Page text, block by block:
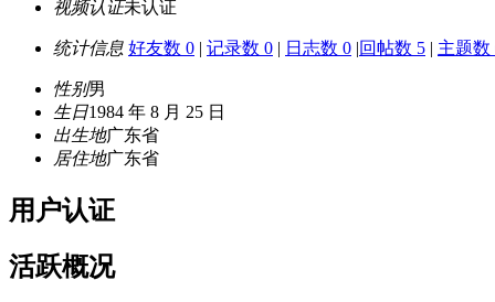
视频认证未认证
统计信息 好友数 0 | 记录数 0 | 日志数 0 |回帖数 5 | 主题数
性别男
生日1984 年 8 月 25 日
出生地广东省
居住地广东省
用户认证
活跃概况